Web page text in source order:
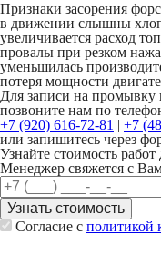
Признаки засорения
в движении слышны
увеличивается расход
провалы при резком
уменьшилась
потеря мощности
Для записи на промывку
позвоните нам по
+7 (920) 616-72-81 | +7
или запишитесь через
Узнайте стоимость
Менеджер свяжется с
Согласие с политикой